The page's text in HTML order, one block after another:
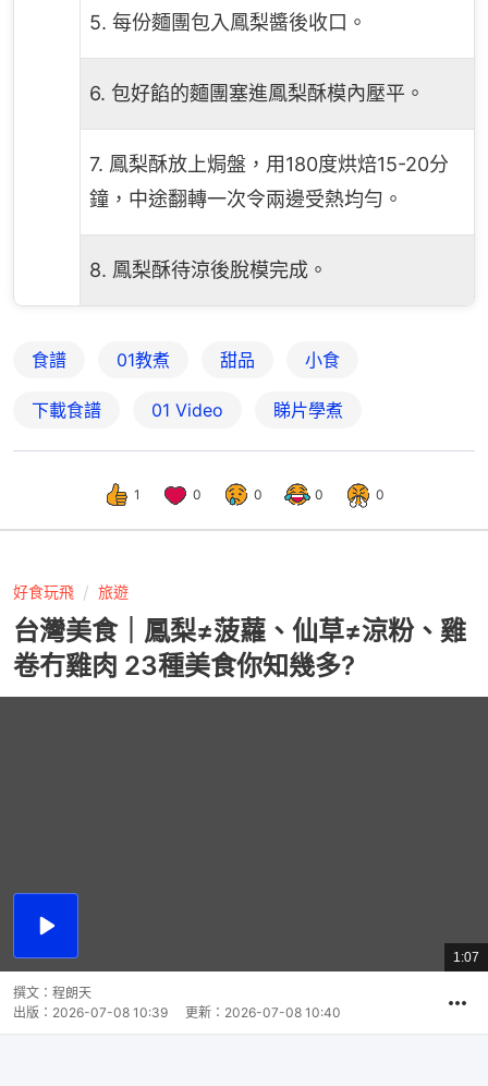
5. 每份麵團包入鳳梨醬後收口。
6. 包好餡的麵團塞進鳳梨酥模內壓平。
7. 鳳梨酥放上焗盤，用180度烘焙15-20分
鐘，中途翻轉一次令兩邊受熱均勻。
8. 鳳梨酥待涼後脫模完成。
食譜 01教煮 甜品 小食
下載食譜 01 Video 睇片學煮
1 0 0 0 0
好食玩飛 旅遊
台灣美食｜鳳梨≠菠蘿、仙草≠涼粉、雞
卷冇雞肉 23種美食你知幾多?
播
總
共
1:07
撰文： 程朗天
出版： 2026-07-08 10:39 更新： 2026-07-08 10:40